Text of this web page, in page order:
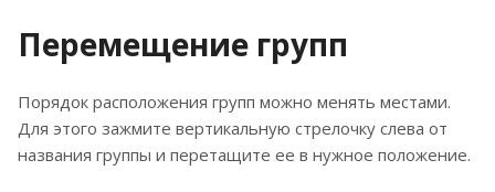
Перемещение групп
Порядок расположения групп можно менять местами.
Для этого зажмите вертикальную стрелочку слева от
названия группы и перетащите ее в нужное положение.